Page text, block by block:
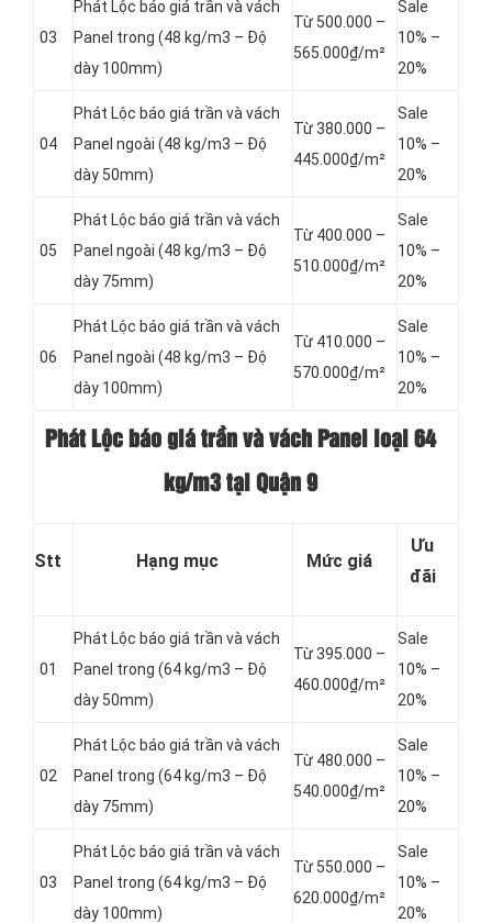
03
Phát Lộc báo giá trần và vách
Panel trong (48 kg/m3 – Độ
dày 100mm)
Từ 500.000 –
565.000₫/m²
Sale
10% –
20%
04
Phát Lộc báo giá trần và vách
Panel ngoài (48 kg/m3 – Độ
dày 50mm)
Từ 380.000 –
445.000₫/m²
Sale
10% –
20%
05
Phát Lộc báo giá trần và vách
Panel ngoài (48 kg/m3 – Độ
dày 75mm)
Từ 400.000 –
510.000₫/m²
Sale
10% –
20%
06
Phát Lộc báo giá trần và vách
Panel ngoài (48 kg/m3 – Độ
dày 100mm)
Từ 410.000 –
570.000₫/m²
Sale
10% –
20%
Phát Lộc báo giá trần và vách Panel loại 64
kg/m3 tại Quận 9
Stt Hạng mục Mức giá
Ưu
đãi
01
Phát Lộc báo giá trần và vách
Panel trong (64 kg/m3 – Độ
dày 50mm)
Từ 395.000 –
460.000₫/m²
Sale
10% –
20%
02
Phát Lộc báo giá trần và vách
Panel trong (64 kg/m3 – Độ
dày 75mm)
Từ 480.000 –
540.000₫/m²
Sale
10% –
20%
03
Phát Lộc báo giá trần và vách
Panel trong (64 kg/m3 – Độ
dày 100mm)
Từ 550.000 –
620.000₫/m²
Sale
10% –
20%